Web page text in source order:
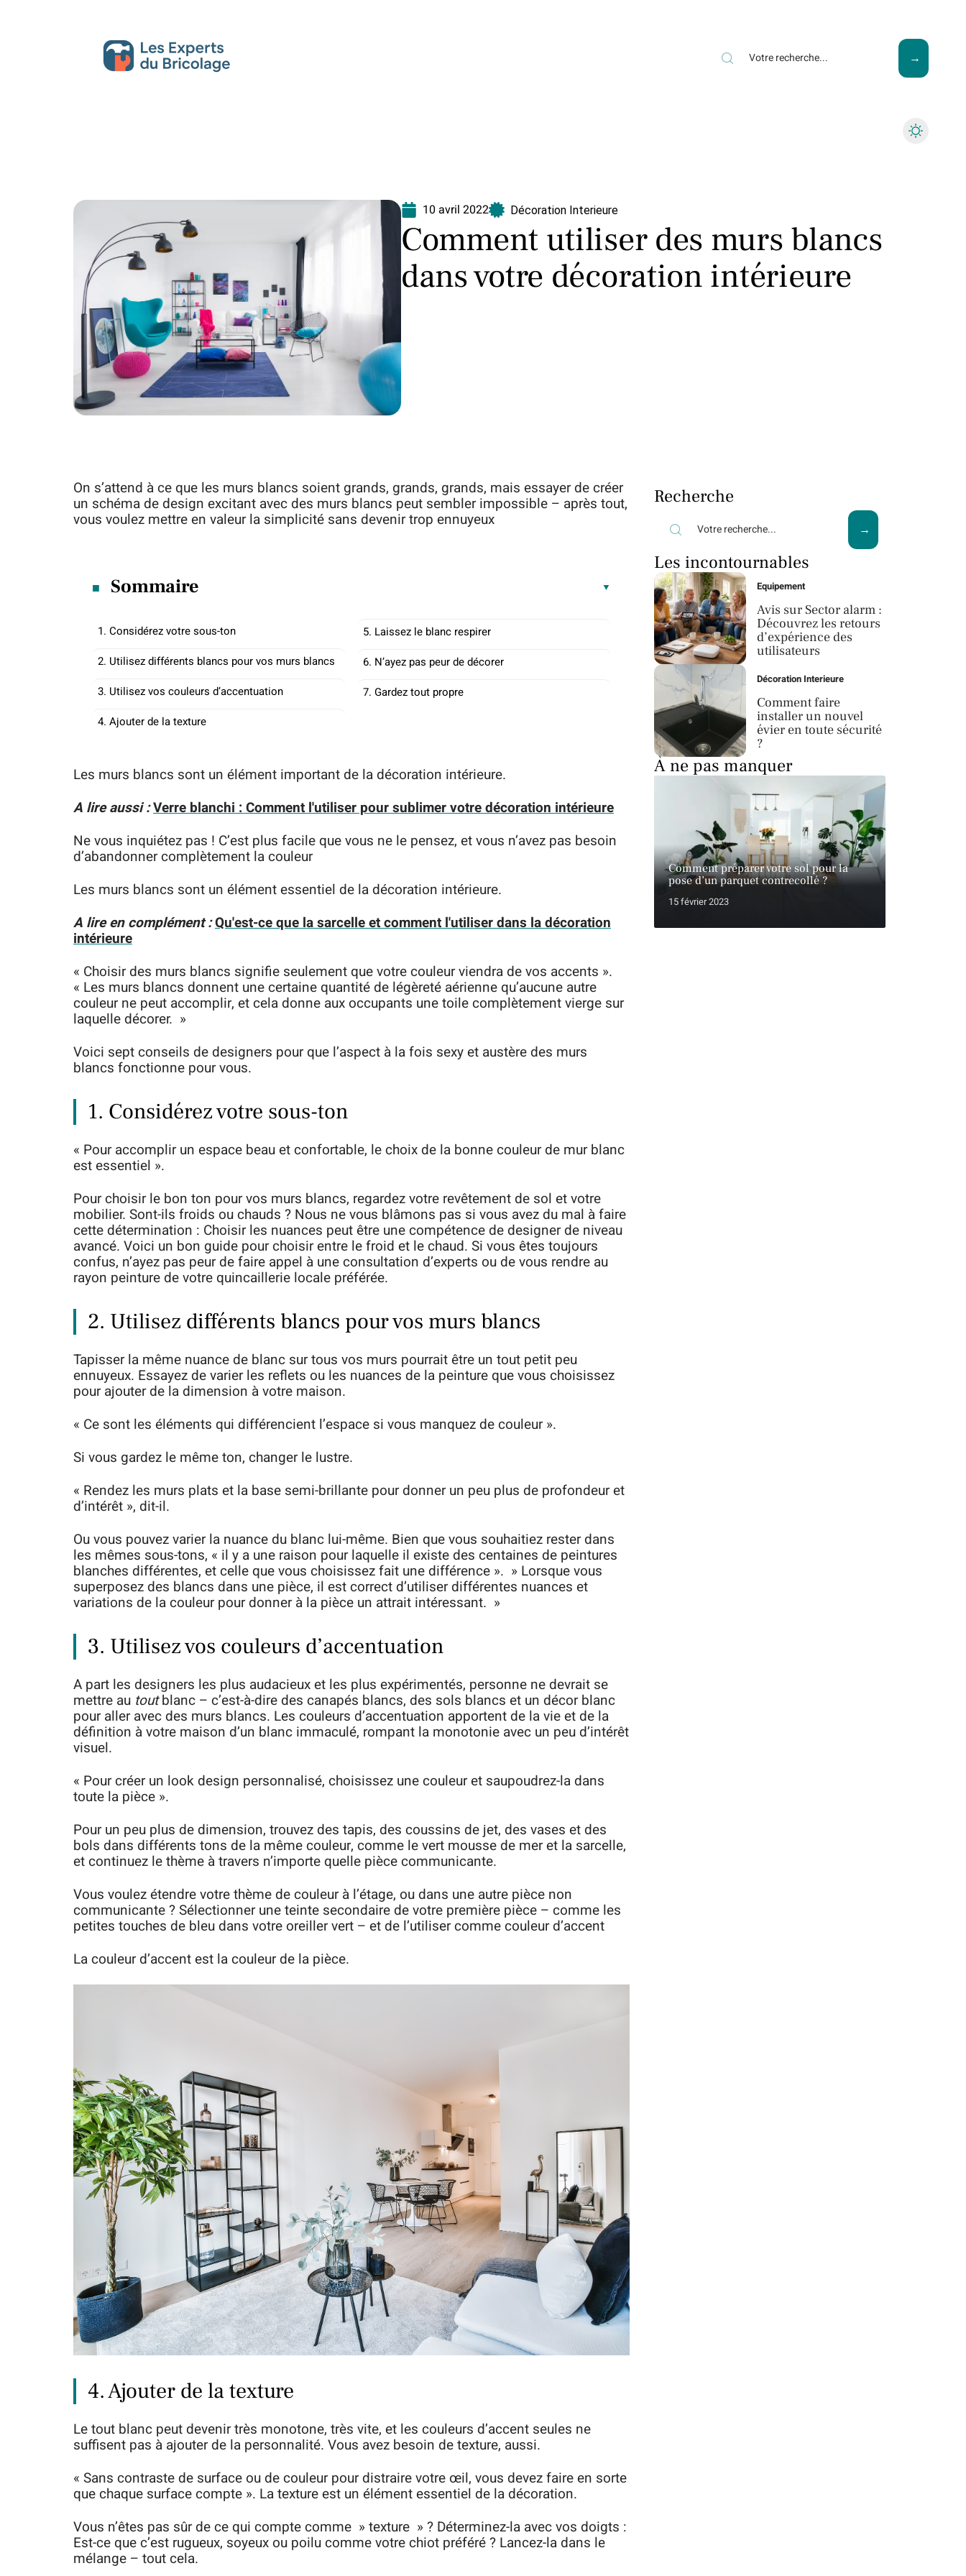
10 avril 2022 Décoration Interieure
Comment utiliser des murs blancs
dans votre décoration intérieure
On s’attend à ce que les murs blancs soient grands, grands, grands, mais essayer de créer
un schéma de design excitant avec des murs blancs peut sembler impossible – après tout,
vous voulez mettre en valeur la simplicité sans devenir trop ennuyeux
Sommaire
1. Considérez votre sous-ton
2. Utilisez différents blancs pour vos murs blancs
3. Utilisez vos couleurs d’accentuation
4. Ajouter de la texture
5. Laissez le blanc respirer
6. N’ayez pas peur de décorer
7. Gardez tout propre
Les murs blancs sont un élément important de la décoration intérieure.
A lire aussi :Verre blanchi : Comment l'utiliser pour sublimer votre décoration intérieure
Ne vous inquiétez pas ! C’est plus facile que vous ne le pensez, et vous n’avez pas besoin
d’abandonner complètement la couleur
Les murs blancs sont un élément essentiel de la décoration intérieure.
A lire en complément :Qu'est-ce que la sarcelle et comment l'utiliser dans la décoration
intérieure
« Choisir des murs blancs signifie seulement que votre couleur viendra de vos accents ».
« Les murs blancs donnent une certaine quantité de légèreté aérienne qu’aucune autre
couleur ne peut accomplir, et cela donne aux occupants une toile complètement vierge sur
laquelle décorer. »
Voici sept conseils de designers pour que l’aspect à la fois sexy et austère des murs
blancs fonctionne pour vous.
1. Considérez votre sous-ton
« Pour accomplir un espace beau et confortable, le choix de la bonne couleur de mur blanc
est essentiel ».
Pour choisir le bon ton pour vos murs blancs, regardez votre revêtement de sol et votre
mobilier. Sont-ils froids ou chauds ? Nous ne vous blâmons pas si vous avez du mal à faire
cette détermination : Choisir les nuances peut être une compétence de designer de niveau
avancé. Voici un bon guide pour choisir entre le froid et le chaud. Si vous êtes toujours
confus, n’ayez pas peur de faire appel à une consultation d’experts ou de vous rendre au
rayon peinture de votre quincaillerie locale préférée.
2. Utilisez différents blancs pour vos murs blancs
Tapisser la même nuance de blanc sur tous vos murs pourrait être un tout petit peu
ennuyeux. Essayez de varier les reflets ou les nuances de la peinture que vous choisissez
pour ajouter de la dimension à votre maison.
« Ce sont les éléments qui différencient l’espace si vous manquez de couleur ».
Si vous gardez le même ton, changer le lustre.
« Rendez les murs plats et la base semi-brillante pour donner un peu plus de profondeur et
d’intérêt », dit-il.
Ou vous pouvez varier la nuance du blanc lui-même. Bien que vous souhaitiez rester dans
les mêmes sous-tons, « il y a une raison pour laquelle il existe des centaines de peintures
blanches différentes, et celle que vous choisissez fait une différence ». » Lorsque vous
superposez des blancs dans une pièce, il est correct d’utiliser différentes nuances et
variations de la couleur pour donner à la pièce un attrait intéressant. »
3. Utilisez vos couleurs d’accentuation
A part les designers les plus audacieux et les plus expérimentés, personne ne devrait se
mettre au toutblanc – c’est-à-dire des canapés blancs, des sols blancs et un décor blanc
pour aller avec des murs blancs. Les couleurs d’accentuation apportent de la vie et de la
définition à votre maison d’un blanc immaculé, rompant la monotonie avec un peu d’intérêt
visuel.
« Pour créer un look design personnalisé, choisissez une couleur et saupoudrez-la dans
toute la pièce ».
Pour un peu plus de dimension, trouvez des tapis, des coussins de jet, des vases et des
bols dans différents tons de la même couleur, comme le vert mousse de mer et la sarcelle,
et continuez le thème à travers n’importe quelle pièce communicante.
Vous voulez étendre votre thème de couleur à l’étage, ou dans une autre pièce non
communicante ? Sélectionner une teinte secondaire de votre première pièce – comme les
petites touches de bleu dans votre oreiller vert – et de l’utiliser comme couleur d’accent
La couleur d’accent est la couleur de la pièce.
4. Ajouter de la texture
Le tout blanc peut devenir très monotone, très vite, et les couleurs d’accent seules ne
suffisent pas à ajouter de la personnalité. Vous avez besoin de texture, aussi.
« Sans contraste de surface ou de couleur pour distraire votre œil, vous devez faire en sorte
que chaque surface compte ». La texture est un élément essentiel de la décoration.
Vous n’êtes pas sûr de ce qui compte comme » texture » ? Déterminez-la avec vos doigts :
Est-ce que c’est rugueux, soyeux ou poilu comme votre chiot préféré ? Lancez-la dans le
mélange – tout cela.
Recherche
Les incontournables
Equipement
Avis sur Sector alarm :
Découvrez les retours
d’expérience des
utilisateurs
Décoration Interieure
Comment faire
installer un nouvel
évier en toute sécurité
?
À ne pas manquer
Comment préparer votre sol pour la
pose d’un parquet contrecollé ?
15 février 2023